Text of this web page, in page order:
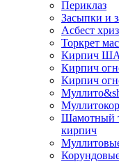
Периклаз
Засыпки и
Асбест
Торкрет
Кирпич ША
Кирпич
Кирпич
Шамотный
кирпич